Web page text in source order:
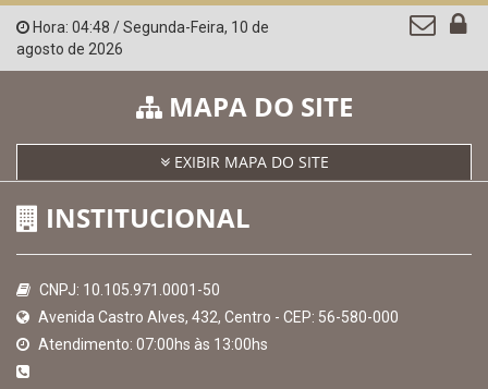
Hora: 04:48 /Segunda-Feira, 10 de
agosto de 2026
MAPA DO SITE
EXIBIR MAPA DO SITE
INSTITUCIONAL
CNPJ: 10.105.971.0001-50
Avenida Castro Alves, 432, Centro - CEP: 56-580-000
Atendimento: 07:00hs às 13:00hs